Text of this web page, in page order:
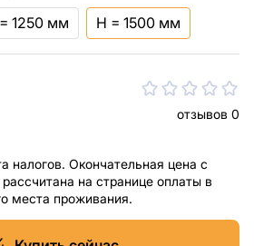
1250 мм H = 1500 мм
отзывов 0
налогов. Окончательная цена с
на странице оплаты в
места проживания.